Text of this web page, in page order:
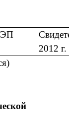
2012 г.